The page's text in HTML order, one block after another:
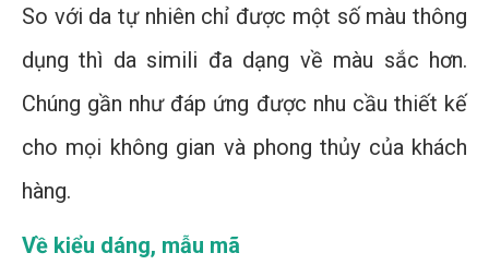
So với da tự nhiên chỉ được một số màu thông
dụng thì da simili đa dạng về màu sắc hơn.
Chúng gần như đáp ứng được nhu cầu thiết kế
cho mọi không gian và phong thủy của khách
hàng.
Về kiểu dáng, mẫu mã